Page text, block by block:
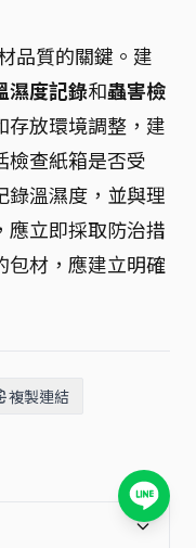
品質的關鍵。建
濕度記錄和蟲害檢
存放環境調整，建
檢查紙箱是否受
錄溫濕度，並與理
應立即採取防治措
包材，應建立明確
複製連結